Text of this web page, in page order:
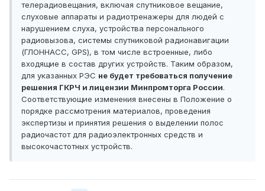
телерадиовещания, включая спутниковое вещание,
слуховые аппараты и радиотренажеры для людей с
нарушением слуха, устройства персонального
радиовызова, системы спутниковой радионавигации
(ГЛОННАСС, GPS), в том числе встроенные, либо
входящие в состав других устройств. Таким образом,
для указанных РЭС не будет требоваться получение
решения ГКРЧ и лицензии Минпромторга России.
Соответствующие изменения внесены в Положение о
порядке рассмотрения материалов, проведения
экспертизы и принятия решения о выделении полос
радиочастот для радиоэлектронных средств и
высокочастотных устройств.